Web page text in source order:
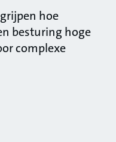
hoe
besturing hoge
complexe